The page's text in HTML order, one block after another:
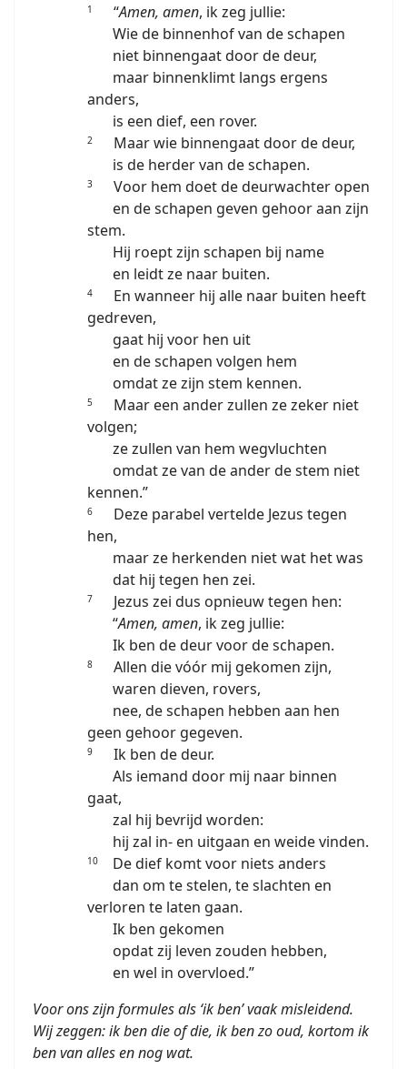
1 “Amen, amen, ik zeg jullie:
Wie de binnenhof van de schapen
niet binnengaat door de deur,
maar binnenklimt langs ergens
anders,
is een dief, een rover.
2
Maar wie binnengaat door de deur,
is de herder van de schapen.
3
Voor hem doet de deurwachter open
en de schapen geven gehoor aan zijn
stem.
Hij roept zijn schapen bij name
en leidt ze naar buiten.
4
En wanneer hij alle naar buiten heeft
gedreven,
gaat hij voor hen uit
en de schapen volgen hem
omdat ze zijn stem kennen.
5
Maar een ander zullen ze zeker niet
volgen;
ze zullen van hem wegvluchten
omdat ze van de ander de stem niet
kennen.”
6
Deze parabel vertelde Jezus tegen
hen,
maar ze herkenden niet wat het was
dat hij tegen hen zei.
7
Jezus zei dus opnieuw tegen hen:
“Amen, amen, ik zeg jullie:
Ik ben de deur voor de schapen.
8
Allen die vóór mij gekomen zijn,
waren dieven, rovers,
nee, de schapen hebben aan hen
geen gehoor gegeven.
9
Ik ben de deur.
Als iemand door mij naar binnen
gaat,
zal hij bevrijd worden:
hij zal in- en uitgaan en weide vinden.
10
De dief komt voor niets anders
dan om te stelen, te slachten en
verloren te laten gaan.
Ik ben gekomen
opdat zij leven zouden hebben,
en wel in overvloed.”
Voor ons zijn formules als ‘ik ben’ vaak misleidend.
Wij zeggen: ik ben die of die, ik ben zo oud, kortom ik
ben van alles en nog wat.